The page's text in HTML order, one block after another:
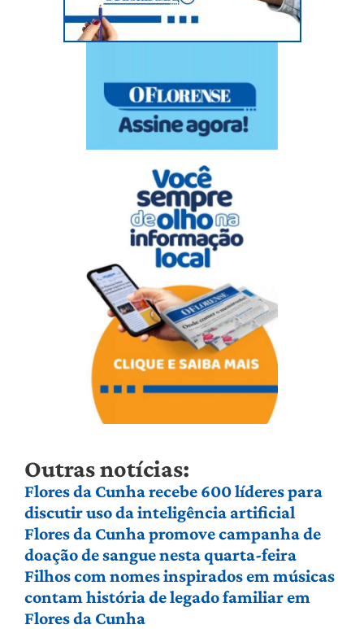
Outras notícias:
Flores da Cunha recebe 600 líderes para
discutir uso da inteligência artificial
Flores da Cunha promove campanha de
doação de sangue nesta quarta-feira
Filhos com nomes inspirados em músicas
contam história de legado familiar em
Flores da Cunha